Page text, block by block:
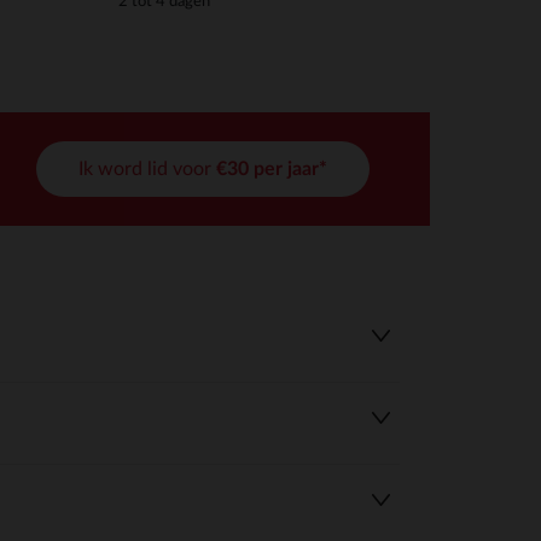
aan te passen en te beheren, en zorgt ervoor dat aan
Ik word lid voor €30 per jaar*